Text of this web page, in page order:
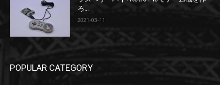
ろ...
2021-03-11
POPULAR CATEGORY